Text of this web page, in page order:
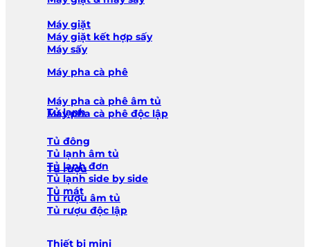
Máy giặt
Máy giặt kết hợp sấy
Máy sấy
Máy pha cà phê
Máy pha cà phê âm tủ
Máy pha cà phê độc lập
Tủ lạnh
Tủ đông
Tủ lạnh âm tủ
Tủ lạnh đơn
Tủ lạnh side by side
Tủ mát
Tủ rượu
Tủ rượu âm tủ
Tủ rượu độc lập
Thiết bị mini